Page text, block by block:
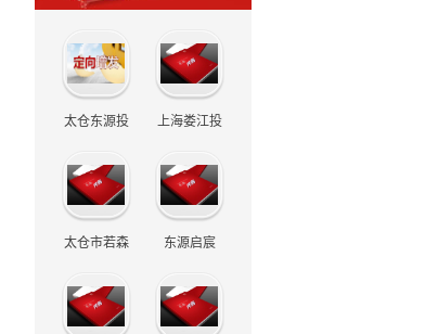
太仓东源投
资管理中心
（有限合
伙）
上海娄江投
资管理中心
（有限合
伙）
太仓市若森
投资管理有
限公司
东源启宸
（江苏）信
息科技有限